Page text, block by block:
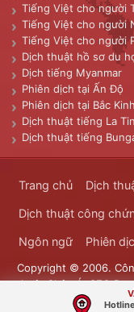
Tiếng Việt cho người
Tiếng Việt cho người
Tiếng Việt cho người
Dịch thuật hồ sơ du
Dịch tiếng Myanmar
Phiên dịch tại Ấn Độ
Phiên dịch tại Bắc Kinh
Dịch thuật tiếng La
Dịch thuật tiếng
Trang chủ Dịch
Dịch thuật công
Ngôn ngữ Phiên
Copyright © 2006.
thuật Châu Á. SEO